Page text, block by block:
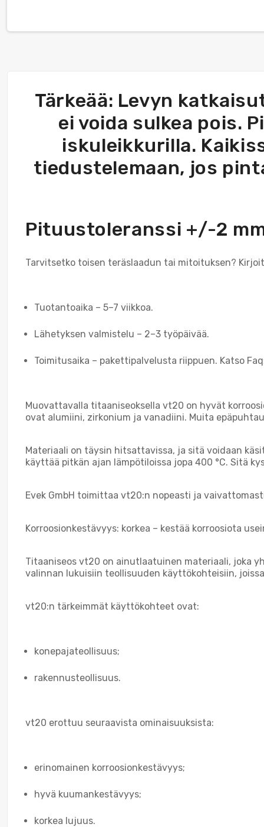
Tärkeää: Levyn
ei voida sulkea pois.
iskuleikkurilla.
tiedustelemaan, jos
Pituustoleranssi +/-2
Tarvitsetko toisen teräslaadun tai mitoituksen?
Tuotantoaika – 5–7 viikkoa.
Lähetyksen valmistelu – 2–3 työpäivää.
Toimitusaika – pakettipalvelusta riippuen. Katso
Muovattavalla titaaniseoksella vt20 on hyvät
ovat alumiini, zirkonium ja vanadiini. Muita
Materiaali on täysin hitsattavissa, ja sitä voidaan
käyttää pitkän ajan lämpötiloissa jopa 400 °C. Sitä
Evek GmbH toimittaa vt20:n nopeasti ja
Korroosionkestävyys: korkea – kestää korroosiota
Titaaniseos vt20 on ainutlaatuinen materiaali, joka
valinnan lukuisiin teollisuuden käyttökohteisiin,
vt20:n tärkeimmät käyttökohteet ovat:
konepajateollisuus;
rakennusteollisuus.
vt20 erottuu seuraavista ominaisuuksista:
erinomainen korroosionkestävyys;
hyvä kuumankestävyys;
korkea lujuus.